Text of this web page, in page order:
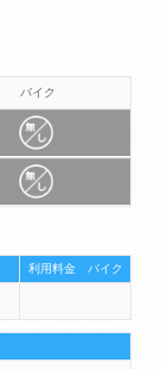
バイク
利用料金 バイク